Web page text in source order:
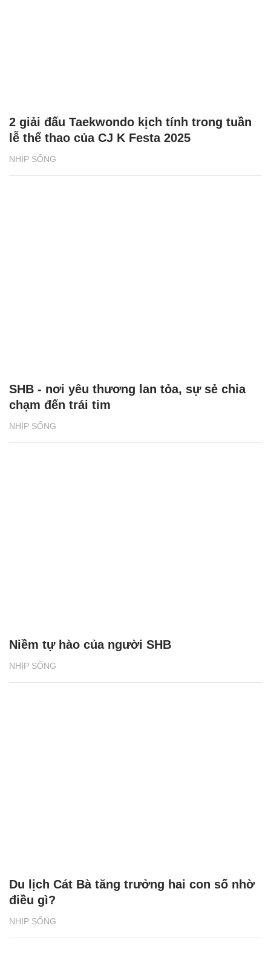
NHỊP SỐNG
2 giải đấu Taekwondo kịch tính trong tuần
lễ thể thao của CJ K Festa 2025
NHỊP SỐNG
SHB - nơi yêu thương lan tỏa, sự sẻ chia
chạm đến trái tim
NHỊP SỐNG
Niềm tự hào của người SHB
NHỊP SỐNG
Du lịch Cát Bà tăng trưởng hai con số nhờ
điều gì?